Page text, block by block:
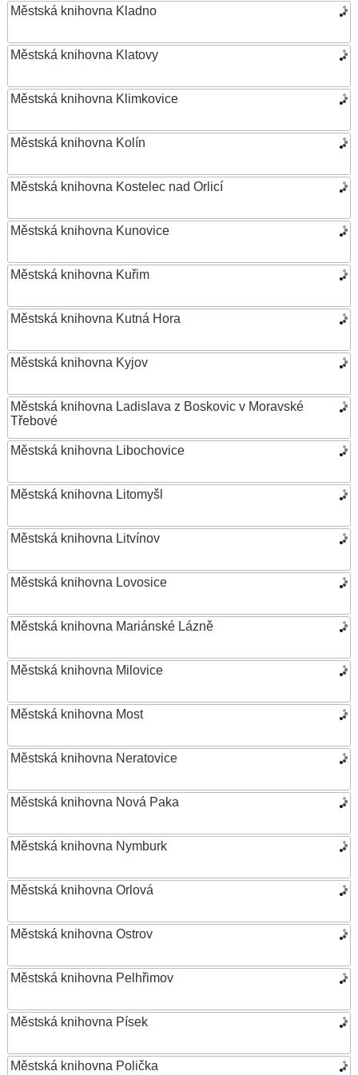
Městská knihovna Kladno
Městská knihovna Klatovy
Městská knihovna Klimkovice
Městská knihovna Kolín
Městská knihovna Kostelec nad Orlicí
Městská knihovna Kunovice
Městská knihovna Kuřim
Městská knihovna Kutná Hora
Městská knihovna Kyjov
Městská knihovna Ladislava z Boskovic v Moravské
Třebové
Městská knihovna Libochovice
Městská knihovna Litomyšl
Městská knihovna Litvínov
Městská knihovna Lovosice
Městská knihovna Mariánské Lázně
Městská knihovna Milovice
Městská knihovna Most
Městská knihovna Neratovice
Městská knihovna Nová Paka
Městská knihovna Nymburk
Městská knihovna Orlová
Městská knihovna Ostrov
Městská knihovna Pelhřimov
Městská knihovna Písek
Městská knihovna Polička